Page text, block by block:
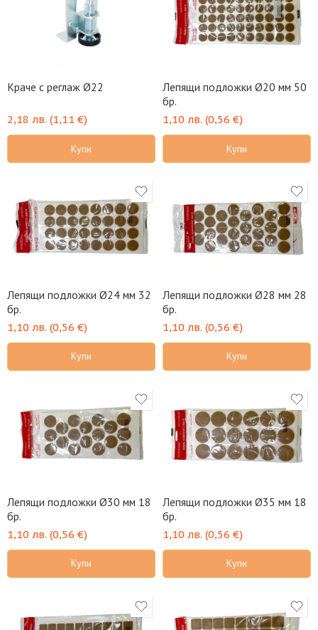
Краче с реглаж Ø22
2,18 лв. (1,11 €)
Купи
Лепящи подложки Ø20 мм 50
бр.
1,10 лв. (0,56 €)
Купи
Лепящи подложки Ø24 мм 32
бр.
1,10 лв. (0,56 €)
Купи
Лепящи подложки Ø28 мм 28
бр.
1,10 лв. (0,56 €)
Купи
Лепящи подложки Ø30 мм 18
бр.
1,10 лв. (0,56 €)
Купи
Лепящи подложки Ø35 мм 18
бр.
1,10 лв. (0,56 €)
Купи